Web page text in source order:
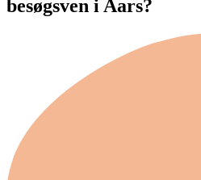
besøgsven i Aars?